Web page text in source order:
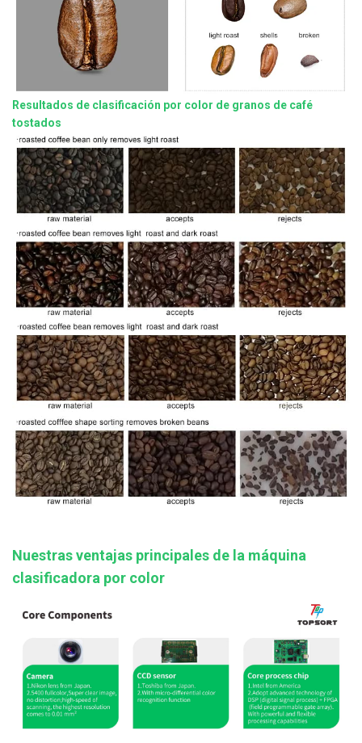
Resultados de clasificación por color de granos de café
tostados
Nuestras ventajas principales de la máquina
clasificadora por color